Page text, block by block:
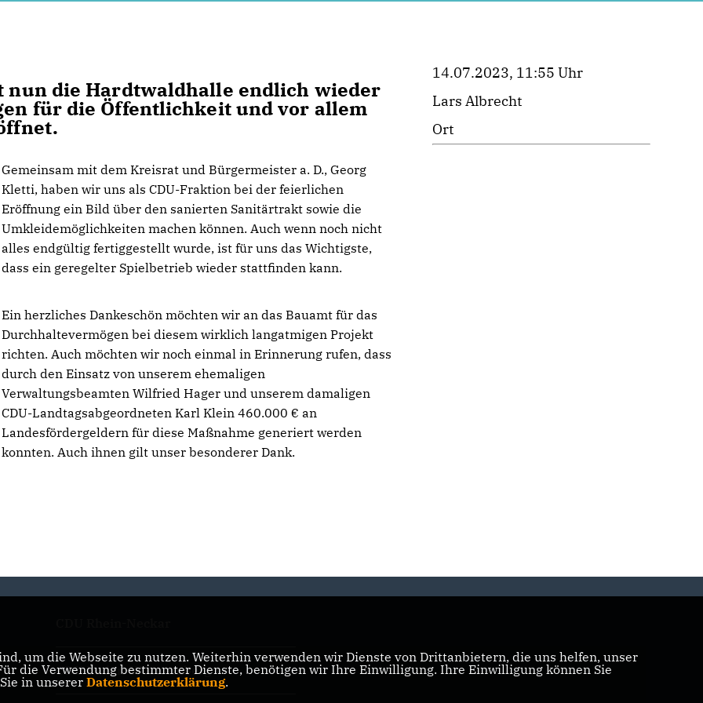
nun die Hardtwaldhalle endlich wieder
für die Öffentlichkeit und vor allem
Gemeinsam mit dem Kreisrat und Bürgermeister a. D., Georg
Kletti, haben wir uns als CDU-Fraktion bei der feierlichen
Eröffnung ein Bild über den sanierten Sanitärtrakt sowie die
Umkleidemöglichkeiten machen können. Auch wenn noch nicht
alles endgültig fertiggestellt wurde, ist für uns das Wichtigste,
dass ein geregelter Spielbetrieb wieder stattfinden kann.
Ein herzliches Dankeschön möchten wir an das Bauamt für das
Durchhaltevermögen bei diesem wirklich langatmigen Projekt
richten. Auch möchten wir noch einmal in Erinnerung rufen, dass
durch den Einsatz von unserem ehemaligen
Verwaltungsbeamten Wilfried Hager und unserem damaligen
CDU-Landtagsabgeordneten Karl Klein 460.000 € an
Landesfördergeldern für diese Maßnahme generiert werden
konnten. Auch ihnen gilt unser besonderer Dank.
14.07.2023, 11:55 Uhr
Lars Albrecht
Ort
CDU Baden-Württemberg
um die Webseite zu nutzen. Weiterhin verwenden wir Dienste von Drittanbietern, die uns helfen, unser
die Verwendung bestimmter Dienste, benötigen wir Ihre Einwilligung. Ihre Einwilligung können Sie
in unserer Datenschutzerklärung.